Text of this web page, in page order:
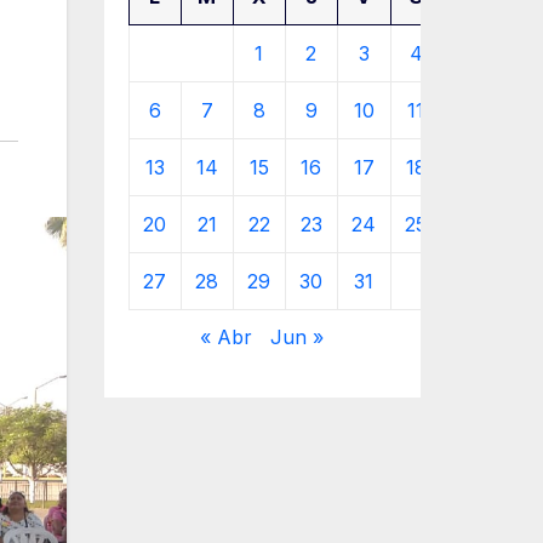
1 2 3 4
6 7 8 9 10 11
13 14 15 16 17 18
20 21 22 23 24 25
27 28 29 30 31
« Abr Jun »